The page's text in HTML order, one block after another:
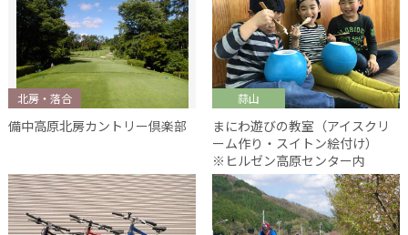
北房・落合
備中高原北房カントリー倶楽部
蒜山
まにわ遊びの教室（アイスクリ
ーム作り・スイトン絵付け）
※ヒルゼン高原センター内